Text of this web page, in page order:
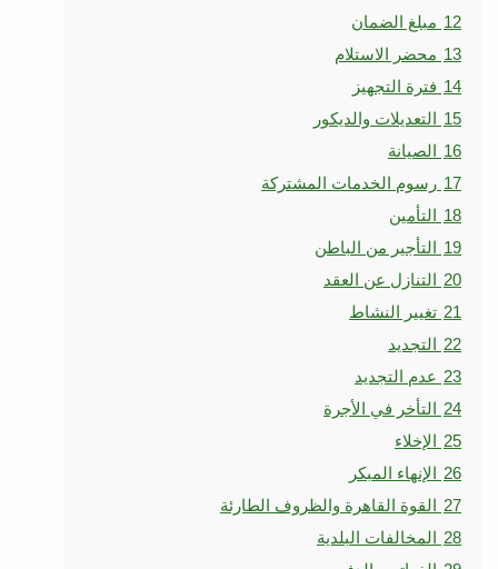
12 مبلغ الضمان
13 محضر الاستلام
14 فترة التجهيز
15 التعديلات والديكور
16 الصيانة
17 رسوم الخدمات المشتركة
18 التأمين
19 التأجير من الباطن
20 التنازل عن العقد
21 تغيير النشاط
22 التجديد
23 عدم التجديد
24 التأخر في الأجرة
25 الإخلاء
26 الإنهاء المبكر
27 القوة القاهرة والظروف الطارئة
28 المخالفات البلدية